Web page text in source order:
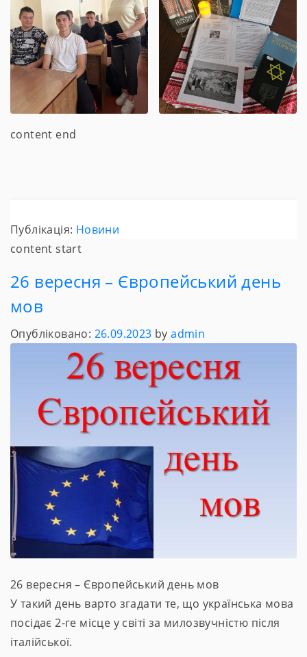
content end
Публікація: Новини
content start
26 вересня – Європейський день
мов
Опубліковано: 26.09.2023 byadmin
26 вересня – Європейський день мов
У такий день варто згадати те, що українська мова
посідає 2-ге місце у світі за милозвучністю після
італійської.